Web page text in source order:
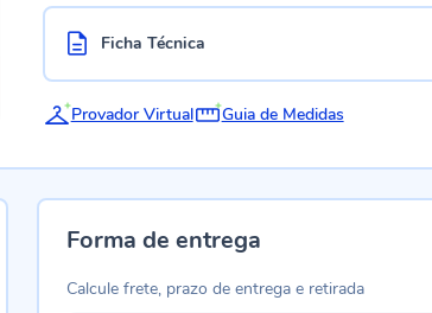
Ficha Técnica
Provador Virtual Guia de Medidas
Forma de entrega
Calcule frete, prazo de entrega e retirada